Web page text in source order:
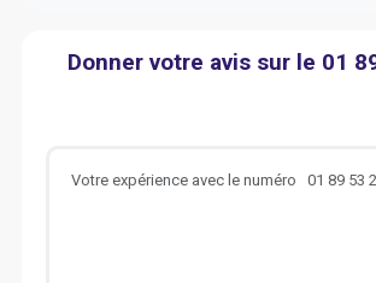
Donner votre avis sur le 01